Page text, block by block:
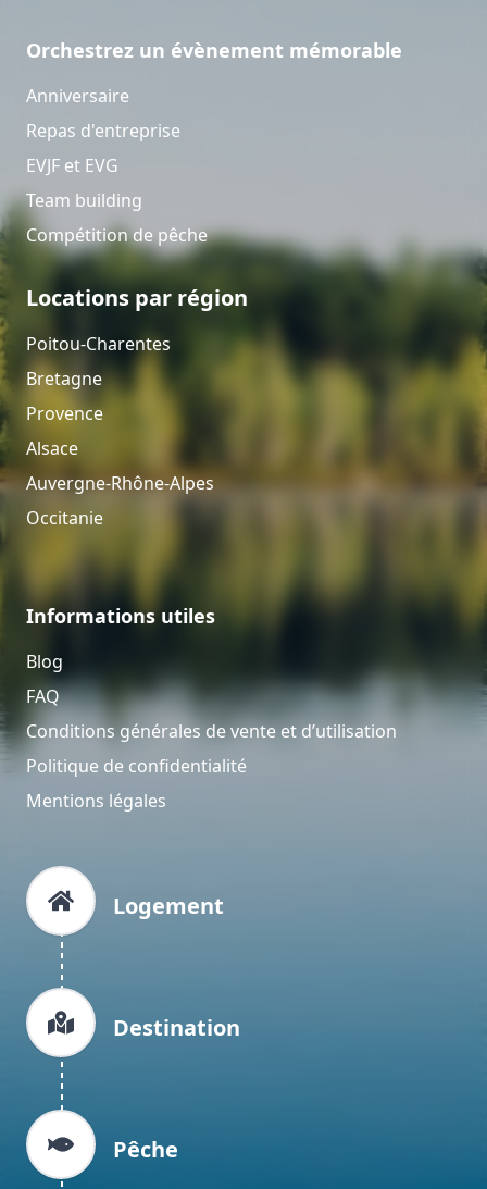
Orchestrez un évènement mémorable
Anniversaire
Repas d'entreprise
EVJF et EVG
Team building
Compétition de pêche
Locations par région
Poitou-Charentes
Bretagne
Provence
Alsace
Auvergne-Rhône-Alpes
Occitanie
Informations utiles
Blog
FAQ
Conditions générales de vente et d’utilisation
Politique de confidentialité
Mentions légales
Logement
Destination
Pêche